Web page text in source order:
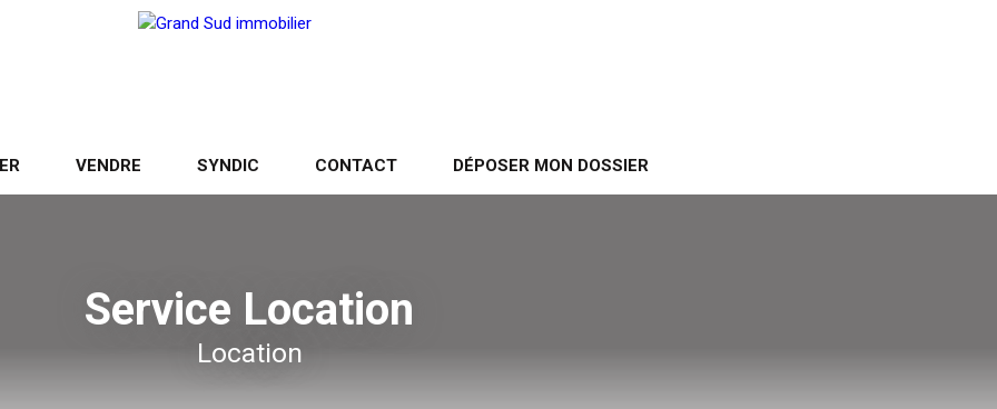
VENDRE SYNDIC CONTACT DÉPOSER MON DOSSIER
Service Location
Location